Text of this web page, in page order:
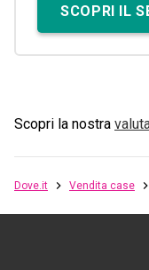
SCOPRI IL
Scopri la nostra
Dove.it Vendita case